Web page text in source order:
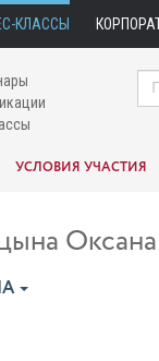
КЛАССЫ
УСЛОВИЯ УЧАСТИЯ